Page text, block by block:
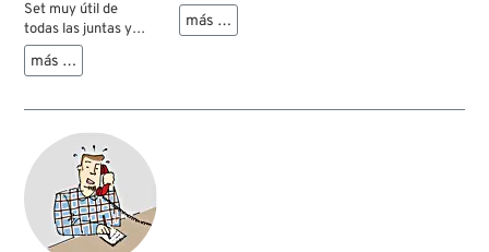
Set muy útil de
todas las juntas y
todos los retenes de
aceite para hacer el
levas en una Big
acabó el olvidarse
pedir una sola junta
O-ring.
más …
de levas para fijar el
juego lateral
Fabricados con
más …